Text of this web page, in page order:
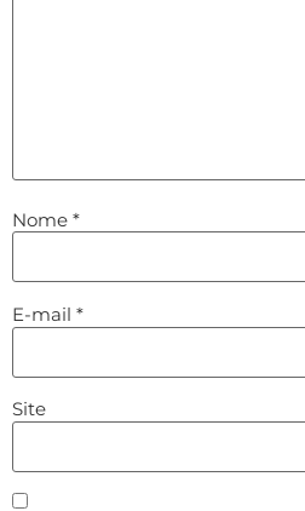
Nome *
E-mail *
Site